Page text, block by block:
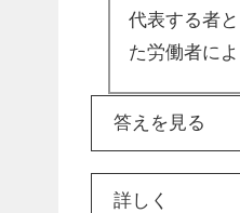
代表する者
た労働者に
答えを見る
詳しく